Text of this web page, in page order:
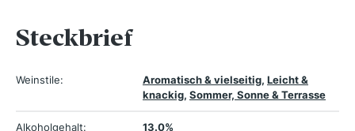
Steckbrief
Weinstile: Aromatisch & vielseitig, Leicht &
knackig, Sommer, Sonne & Terrasse
Alkoholgehalt: 13.0%